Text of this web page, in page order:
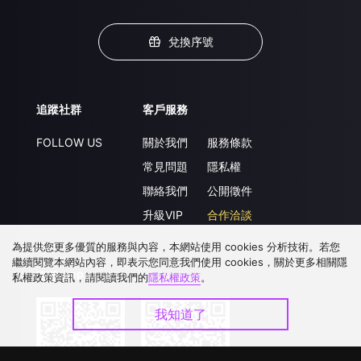
兌換序號
追蹤社群
FOLLOW US
客戶服務
關於我們
常見問題
聯絡我們
升級VIP
服務條款
隱私權
公開徵件
合作洽談
下載 APP
為提供您更多優質的服務與內容，本網站使用 cookies 分析技術。若您
繼續閱覽本網站內容，即表示您同意我們使用 cookies，關於更多相關隱
私權政策資訊，請閱讀我們的隱私權政策。
我知道了